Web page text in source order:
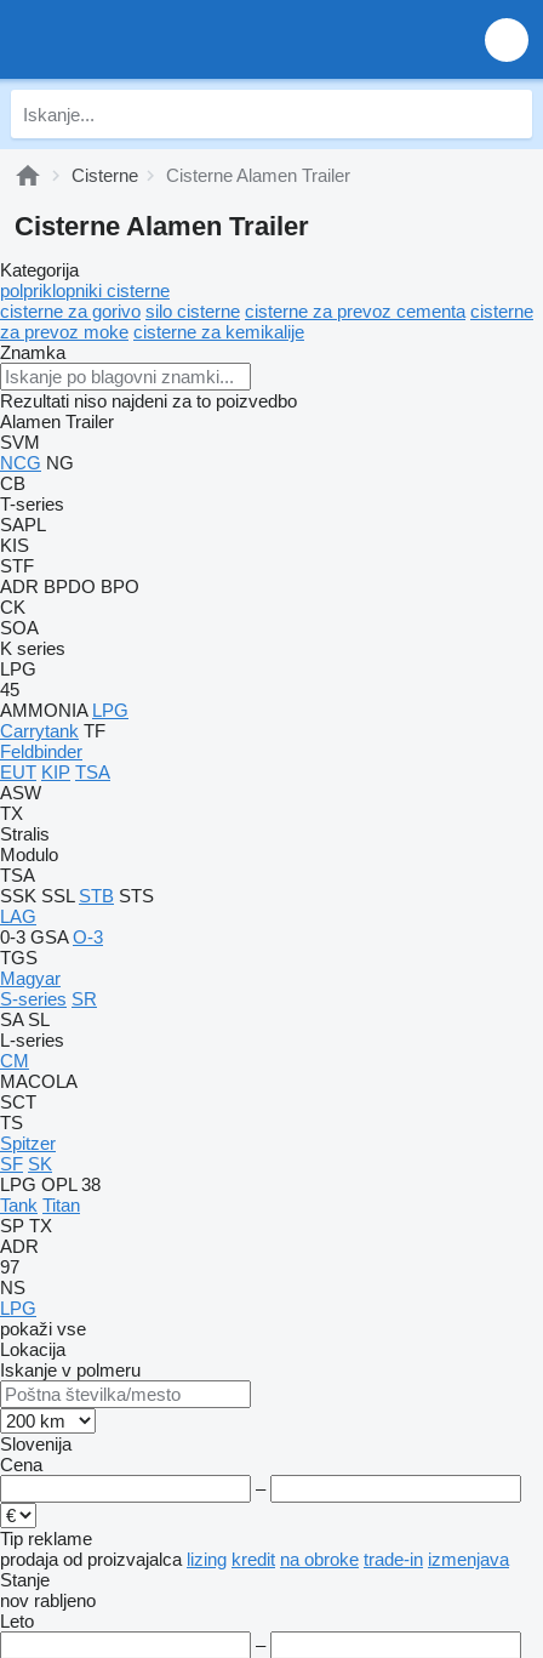
Cisterne Cisterne Alamen Trailer
Cisterne Alamen Trailer
Kategorija
polpriklopniki cisterne
cisterne za gorivo silo cisterne cisterne za prevoz cementa cisterne
za prevoz moke cisterne za kemikalije
Znamka
Rezultati niso najdeni za to poizvedbo
Alamen Trailer
SVM
NCG NG
CB
T-series
SAPL
KIS
STF
ADR BPDO BPO
CK
SOA
K series
LPG
45
AMMONIA LPG
Carrytank TF
Feldbinder
EUT KIP TSA
ASW
TX
Stralis
Modulo
TSA
SSK SSL STB STS
LAG
0-3 GSA O-3
TGS
Magyar
S-series SR
SA SL
L-series
CM
MACOLA
SCT
TS
Spitzer
SF SK
LPG OPL 38
Tank Titan
SP TX
ADR
97
NS
LPG
pokaži vse
Lokacija
Iskanje v polmeru
Slovenija
Cena
–
Tip reklame
prodaja od proizvajalca lizing kredit na obroke trade-in izmenjava
Stanje
nov rabljeno
Leto
–